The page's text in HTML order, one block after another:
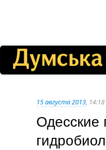
15 августа 2013, 14:18
Одесские